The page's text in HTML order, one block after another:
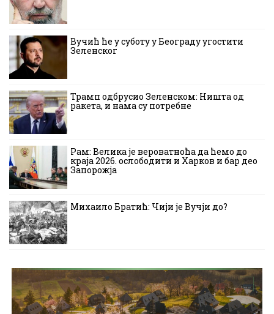
Вучић ће у суботу у Београду угостити
Зеленског
Трамп одбрусио Зеленском: Ништа од
ракета, и нама су потребне
Рам: Велика је вероватноћа да ћемо до
краја 2026. ослободити и Харков и бар део
Запорожја
Михаило Братић: Чији је Вучји до?